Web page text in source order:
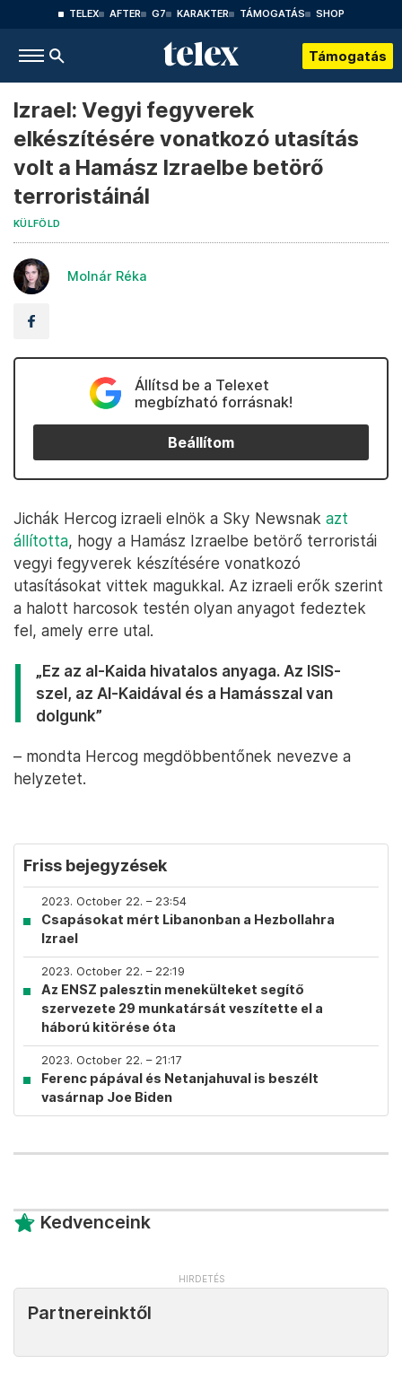
TELEX AFTER G7 KARAKTER TÁMOGATÁS SHOP
Támogatás
Izrael: Vegyi fegyverek
elkészítésére vonatkozó utasítás
volt a Hamász Izraelbe betörő
terroristáinál
KÜLFÖLD
Molnár Réka
Állítsd be a Telexet
megbízható forrásnak!
Beállítom
Jichák Hercog izraeli elnök a Sky Newsnak azt
állította, hogy a Hamász Izraelbe betörő terroristái
vegyi fegyverek készítésére vonatkozó
utasításokat vittek magukkal. Az izraeli erők szerint
a halott harcosok testén olyan anyagot fedeztek
fel, amely erre utal.
„Ez az al-Kaida hivatalos anyaga. Az ISIS-
szel, az Al-Kaidával és a Hamásszal van
dolgunk”
– mondta Hercog megdöbbentőnek nevezve a
helyzetet.
Friss bejegyzések
2023. October 22. – 23:54
Csapásokat mért Libanonban a Hezbollahra
Izrael
2023. October 22. – 22:19
Az ENSZ palesztin menekülteket segítő
szervezete 29 munkatársát veszítette el a
háború kitörése óta
2023. October 22. – 21:17
Ferenc pápával és Netanjahuval is beszélt
vasárnap Joe Biden
Kedvenceink
Partnereinktől